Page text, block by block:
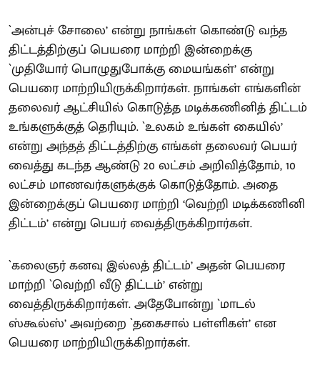
`அன்புச் சோலை’ என்று நாங்கள் கொண்டு வந்த
திட்டத்திற்குப் பெயரை மாற்றி இன்றைக்கு
`முதியோர் பொழுதுபோக்கு மையங்கள்’ என்று
பெயரை மாற்றியிருக்கிறார்கள். நாங்கள் எங்களின்
தலைவர் ஆட்சியில் கொடுத்த மடிக்கணினித் திட்டம்
உங்களுக்குத் தெரியும். `உலகம் உங்கள் கையில்’
என்று அந்தத் திட்டத்திற்கு எங்கள் தலைவர் பெயர்
வைத்து கடந்த ஆண்டு 20 லட்சம் அறிவித்தோம், 10
லட்சம் மாணவர்களுக்குக் கொடுத்தோம். அதை
இன்றைக்குப் பெயரை மாற்றி ‘வெற்றி மடிக்கணினி
திட்டம்’ என்று பெயர் வைத்திருக்கிறார்கள்.
`கலைஞர் கனவு இல்லத் திட்டம்’ அதன் பெயரை
மாற்றி `வெற்றி வீடு திட்டம்’ என்று
வைத்திருக்கிறார்கள். அதேபோன்று `மாடல்
ஸ்கூல்ஸ்’ அவற்றை `தகைசால் பள்ளிகள்’ என
பெயரை மாற்றியிருக்கிறார்கள்.